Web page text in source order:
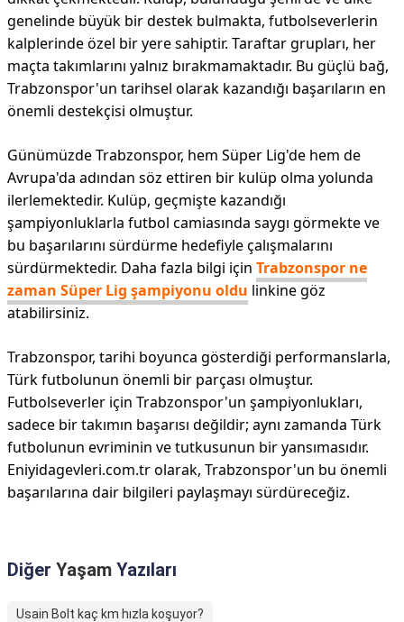
genelinde büyük bir destek bulmakta, futbolseverlerin
kalplerinde özel bir yere sahiptir. Taraftar grupları, her
maçta takımlarını yalnız bırakmamaktadır. Bu güçlü bağ,
Trabzonspor'un tarihsel olarak kazandığı başarıların en
önemli destekçisi olmuştur.
Günümüzde Trabzonspor, hem Süper Lig'de hem de
Avrupa'da adından söz ettiren bir kulüp olma yolunda
ilerlemektedir. Kulüp, geçmişte kazandığı
şampiyonluklarla futbol camiasında saygı görmekte ve
bu başarılarını sürdürme hedefiyle çalışmalarını
sürdürmektedir. Daha fazla bilgi için Trabzonspor ne
zaman Süper Lig şampiyonu oldu linkine göz
atabilirsiniz.
Trabzonspor, tarihi boyunca gösterdiği performanslarla,
Türk futbolunun önemli bir parçası olmuştur.
Futbolseverler için Trabzonspor'un şampiyonlukları,
sadece bir takımın başarısı değildir; aynı zamanda Türk
futbolunun evriminin ve tutkusunun bir yansımasıdır.
Eniyidagevleri.com.tr olarak, Trabzonspor'un bu önemli
başarılarına dair bilgileri paylaşmayı sürdüreceğiz.
Diğer Yaşam Yazıları
Usain Bolt kaç km hızla koşuyor?